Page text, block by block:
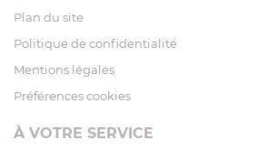
Plan du site
Politique de confidentialité
Mentions légales
Préférences cookies
À VOTRE SERVICE